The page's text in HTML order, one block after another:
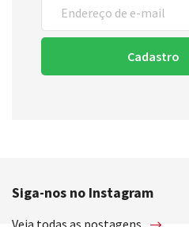
Cadastro
Siga-nos no Instagram
Veja todas as postagens